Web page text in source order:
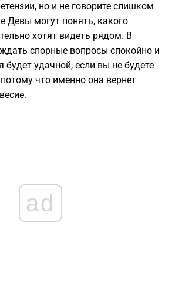
но и не говорите слишком
Девы могут понять, какого
хотят видеть рядом. В
спорные вопросы спокойно и
будет удачной, если вы не будете
что именно она вернет
ad